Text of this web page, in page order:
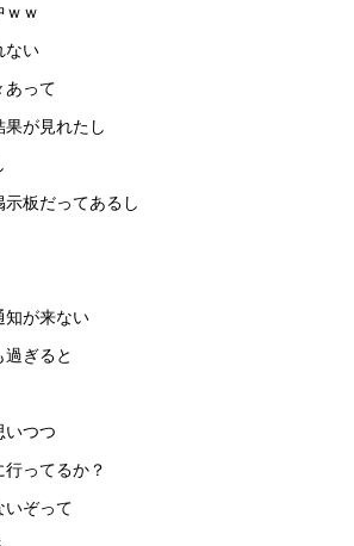
ｗｗ
ない
あって
が見れたし
板だってあるし
知が来ない
ぎると
いつつ
ってるか？
いぞって